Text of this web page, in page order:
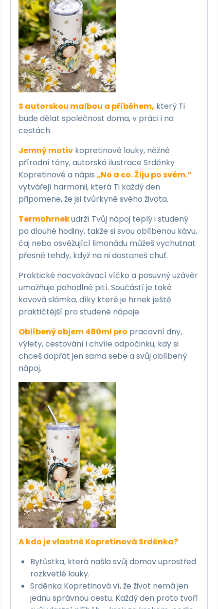
S autorskou malbou a příběhem, který Ti
bude dělat společnost doma, v práci i na
cestách.
Jemný motiv kopretinové louky, něžné
přírodní tóny, autorská ilustrace Srděnky
Kopretinové a nápis „No a co. Žiju po svém.“
vytvářejí harmonii, která Ti každý den
připomene, že jsi tvůrkyně svého života.
Termohrnekudrží Tvůj nápoj teplý i studený
po dlouhé hodiny, takže si svou oblíbenou kávu,
čaj nebo osvěžující limonádu můžeš vychutnat
přesně tehdy, když na ni dostaneš chuť.
Praktické nacvakávací víčko a posuvný uzávěr
umožňuje pohodlné pití. Součástí je také
kovová slámka, díky které je hrnek ještě
praktičtější pro studené nápoje.
Oblíbený objem 480ml pro pracovní dny,
výlety, cestování i chvíle odpočinku, kdy si
chceš dopřát jen sama sebe a svůj oblíbený
nápoj.
A kdo je vlastně Kopretinová Srděnka?
Bytůstka, která našla svůj domov uprostřed
rozkvetlé louky.
Srděnka Kopretinová ví, že život nemá jen
jednu správnou cestu. Každý den proto tvoří